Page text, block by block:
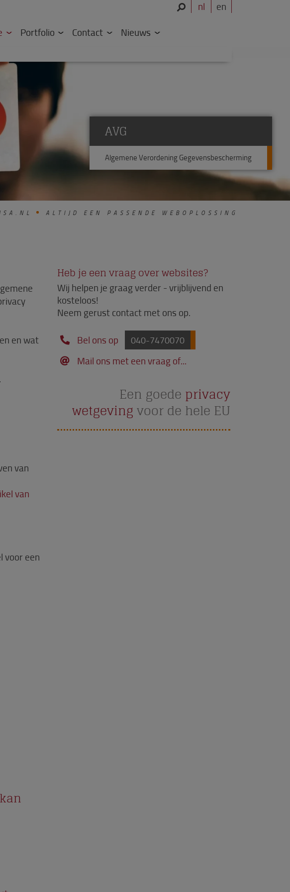
Portfolio Contact Nieuws
nl en
AVG
Algemene Verordening Gegevensbescherming
ALTIJD EEN PASSENDE WEBOPLOSSING
en wat
.
van
van
voor een
Heb je een vraag over websites?
Wij helpen je graag verder - vrijblijvend en
kosteloos!
Neem gerust contact met ons op.
Bel ons op 040-7470070
Mail ons met een vraag of...
Een goede privacy
wetgeving voor de hele EU